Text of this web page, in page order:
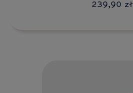
239,90 zł